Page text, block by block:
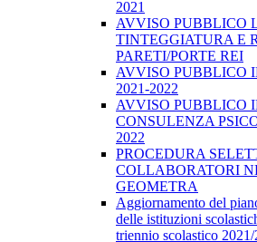
2021
AVVISO PUBBLICO
TINTEGGIATURA E
PARETI/PORTE REI
AVVISO PUBBLICO
2021-2022
AVVISO PUBBLICO
CONSULENZA
2022
PROCEDURA
COLLABORATORI
GEOMETRA
Aggiornamento del
delle istituzioni
triennio scolastico